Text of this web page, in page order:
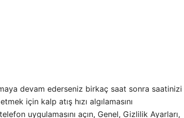
devam ederseniz birkaç saat sonra saatinizi
için kalp atış hızı algılamasını
uygulamasını açın, Genel, Gizlilik Ayarları,